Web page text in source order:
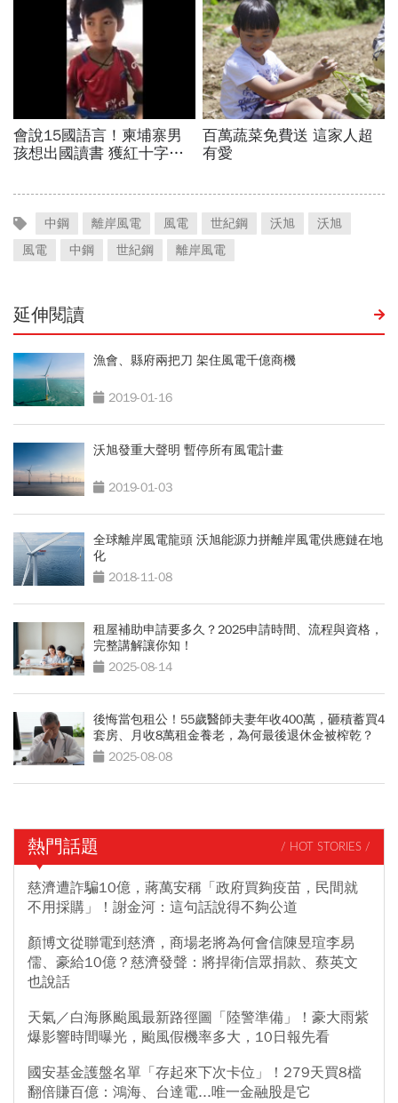
中鋼 離岸風電 風電 世紀鋼 沃旭
沃旭
風電
中鋼 世紀鋼 離岸風電
延伸閱讀
漁會、縣府兩把刀 架住風電千億商機
2019-01-16
沃旭發重大聲明 暫停所有風電計畫
2019-01-03
全球離岸風電龍頭 沃旭能源力拼離岸風電供應鏈在地
化
2018-11-08
租屋補助申請要多久？2025申請時間、流程與資格，
完整講解讓你知！
2025-08-14
後悔當包租公！55歲醫師夫妻年收400萬，砸積蓄買4
套房、月收8萬租金養老，為何最後退休金被榨乾？
2025-08-08
熱門話題 / HOT STORIES /
慈濟遭詐騙10億，蔣萬安稱「政府買夠疫苗，民間就
不用採購」！謝金河：這句話說得不夠公道
顏博文從聯電到慈濟，商場老將為何會信陳昱瑄李易
儒、豪給10億？慈濟發聲：將捍衛信眾捐款、蔡英文
也說話
天氣／白海豚颱風最新路徑圖「陸警準備」！豪大雨紫
爆影響時間曝光，颱風假機率多大，10日報先看
國安基金護盤名單「存起來下次卡位」！279天買8檔
翻倍賺百億：鴻海、台達電...唯一金融股是它